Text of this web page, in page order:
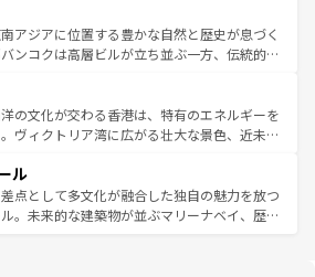
れながら、韓国の多彩な魅力を心ゆくまで味
わってみてほしい。 なお、新着の韓国情報はコンテンツ一
ほしい。
共に伝統が息づく。ハノイの古い町並みやホ
フランス統治時代の建物も、独特の雰囲気を
る。また、バラエティの豊かさとおいしさで
やバインミー、ベトナムコーヒーなどは、ぜ
いたい。どの地域を訪れてもあたたかい人々
えてくれるので、きっと忘れられない旅にな
い。
アジアに位置する豊かな自然と歴史が息づく
ンコクは高層ビルが立ち並ぶ一方、伝統的な
している。北部ではチェンマイなどの山岳地
れ合い、南部ではプーケットやクラビの美し
ゾート気分を楽しむことができる。タイ料理
は一年中温暖で、どの季節にも異なる楽しみ
。親しみやすいタイの人々、仏教を中心とし
て多様な観光資源が、訪れる旅人を魅了し続
の文化が交わる香港は、特有のエネルギーを
ヴィクトリア湾に広がる壮大な景色、近未来
れても感動するはず。観光スポットが密集し
よく見どころを回れるのも魅力。息をのむよ
文化的な体験まで、香港を存分に楽しみ尽く
ル
点として多文化が融合した独自の魅力を放つ
。未来的な建築物が並ぶマリーナベイ、歴史